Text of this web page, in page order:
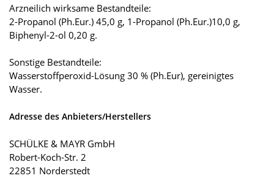
Arzneilich wirksame Bestandteile:
2-Propanol (Ph.Eur.) 45,0 g, 1-Propanol (Ph.Eur.)10,0 g,
Biphenyl-2-ol 0,20 g.
Sonstige Bestandteile:
Wasserstoffperoxid-Lösung 30 % (Ph.Eur), gereinigtes
Wasser.
Adresse des Anbieters/Herstellers
SCHÜLKE & MAYR GmbH
Robert-Koch-Str. 2
22851 Norderstedt